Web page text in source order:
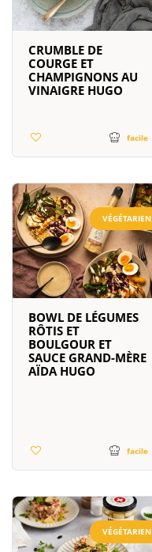
CRUMBLE DE
COURGE ET
CHAMPIGNONS AU
VINAIGRE HUGO
facile
VÉGÉTARIEN
BOWL DE LÉGUMES
RÔTIS ET
BOULGOUR ET
SAUCE GRAND-MÈRE
AÏDA HUGO
facile
VÉGÉTARIEN